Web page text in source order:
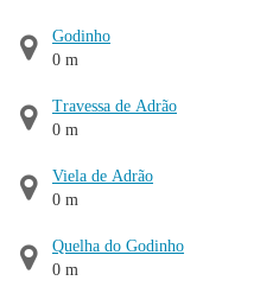
Godinho
0 m
Travessa de Adrão
0 m
Viela de Adrão
0 m
Quelha do Godinho
0 m